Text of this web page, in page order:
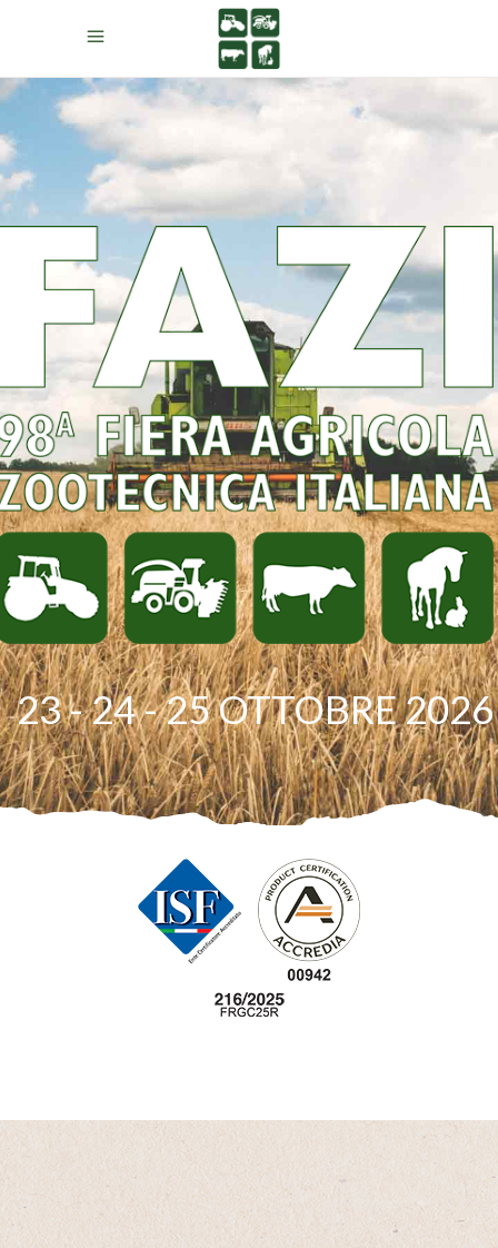
23 - 24 - 25 OTTOBRE 2026